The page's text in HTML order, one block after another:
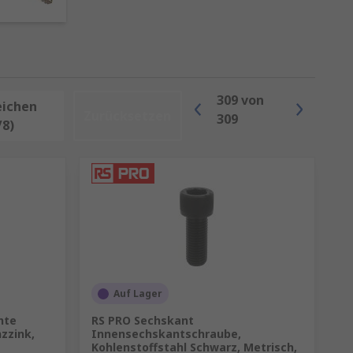
und Festigkeitsklassen
und dauerhafte Verbindung
Qualität und
309von
309
Auf Lager
RS PRO Sechskant
Innensechskantschraube,
Kohlenstoffstahl Schwarz, Metrisch,